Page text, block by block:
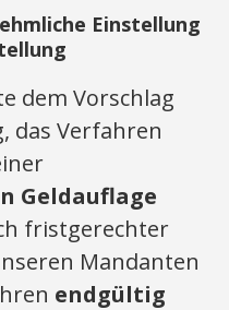
Einstellung
dem Vorschlag
das Verfahren
Geldauflage
fristgerechter
Mandanten
endgültig